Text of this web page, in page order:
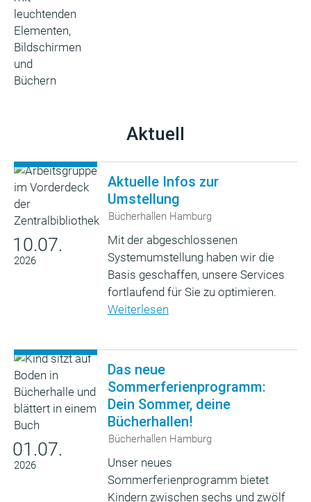
Aktuell
10.07.
2026
Aktuelle Infos zur
Umstellung
Bücherhallen Hamburg
Mit der abgeschlossenen
Systemumstellung haben wir die
Basis geschaffen, unsere Services
fortlaufend für Sie zu optimieren.
Weiterlesen
01.07.
2026
Das neue
Sommerferienprogramm:
Dein Sommer, deine
Bücherhallen!
Bücherhallen Hamburg
Unser neues
Sommerferienprogramm bietet
Kindern zwischen sechs und zwölf